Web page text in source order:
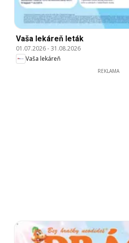
Vaša lekáreň leták
01.07.2026-31.08.2026
Vaša lekáreň
REKLAMA